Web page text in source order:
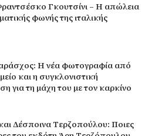
Γκουτσίνι – Η απώλεια
φωνής της ιταλικής
Η νέα φωτογραφία από
και η συγκλονιστική
για τη μάχη του με τον καρκίνο
Δέσποινα Τερζοπούλου: Ποιες